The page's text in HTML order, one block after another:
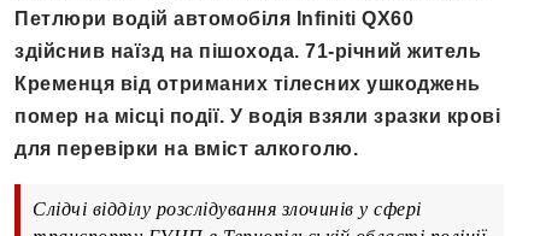
Петлюри водій автомобіля Infiniti QX60
здійснив наїзд на пішохода. 71-річний житель
Кременця від отриманих тілесних ушкоджень
помер на місці події. У водія взяли зразки крові
для перевірки на вміст алкоголю.
Слідчі відділу розслідування злочинів у сфері